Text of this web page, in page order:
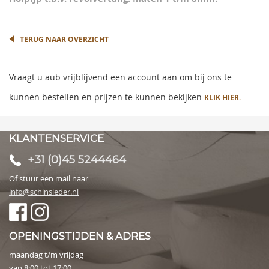
images
TERUG NAAR OVERZICHT
Vraagt u aub vrijblijvend een account aan om bij ons te
kunnen bestellen en prijzen te kunnen bekijken KLIK HIER.
KLANTENSERVICE
+31 (0)45 5244464
Of stuur een mail naar
info@schinsleder.nl
OPENINGSTIJDEN & ADRES
maandag t/m vrijdag